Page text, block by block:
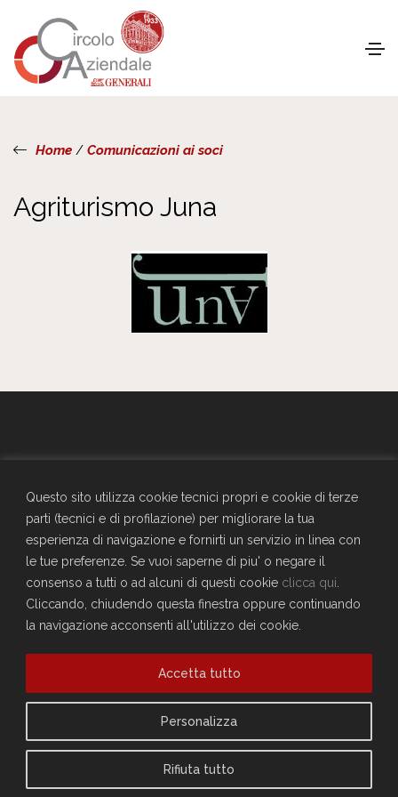
Questo sito utilizza cookie tecnici propri e cookie di terze
parti (tecnici e di profilazione) per migliorare la tua
esperienza di navigazione e fornirti un servizio in linea con
le tue preferenze. Se vuoi saperne di piu' o negare il
consenso a tutti o ad alcuni di questi cookie clicca qui
Cliccando, chiudendo questa finestra oppure continuando
la navigazione acconsenti all'utilizzo dei cookie.
Personalizza
Rifiuta tutto
Accetta tutto
Home/ Comunicazioni ai soci
Agriturismo Juna
SEDE SOCIALE
Largo Don Bonifacio 1, 34125 Trieste
Telefono: 040671198
CF. 90025330326
craltrieste@generali.com
Vuoi diventare socio del Circolo?
Sei già socio?
Compila il form per richiedere la registrazione al sito
Accedi
Privacy Policy
Cookie Policy